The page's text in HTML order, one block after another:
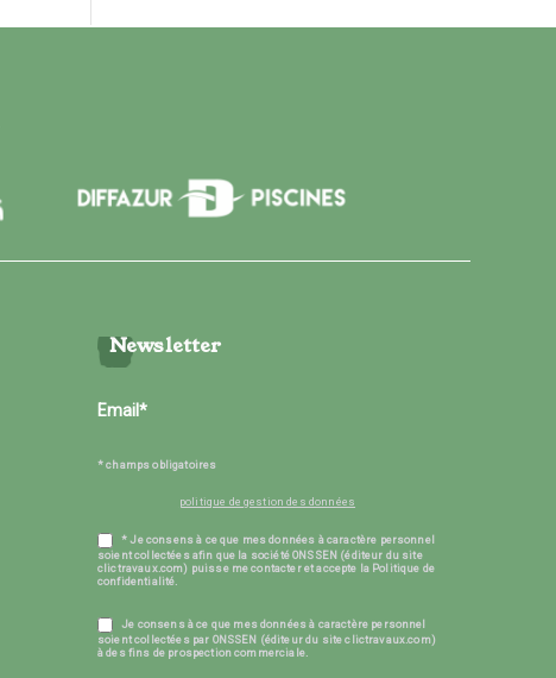
Newsletter
* champs obligatoires
politique de gestion des données
* Je consens à ce que mes données à caractère personnel
soient collectées afin que la société ONSSEN (éditeur du site
clictravaux.com) puisse me contacter et accepte la Politique de
confidentialité.
Je consens à ce que mes données à caractère personnel
soient collectées par ONSSEN (éditeur du site clictravaux.com)
à des fins de prospection commerciale.